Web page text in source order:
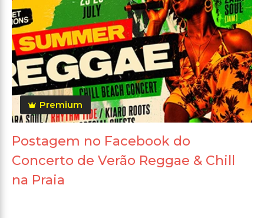
Premium
Postagem no Facebook do
Concerto de Verão Reggae & Chill
na Praia